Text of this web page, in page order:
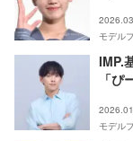
モデル
IMP.
「
ぶせ
モデル